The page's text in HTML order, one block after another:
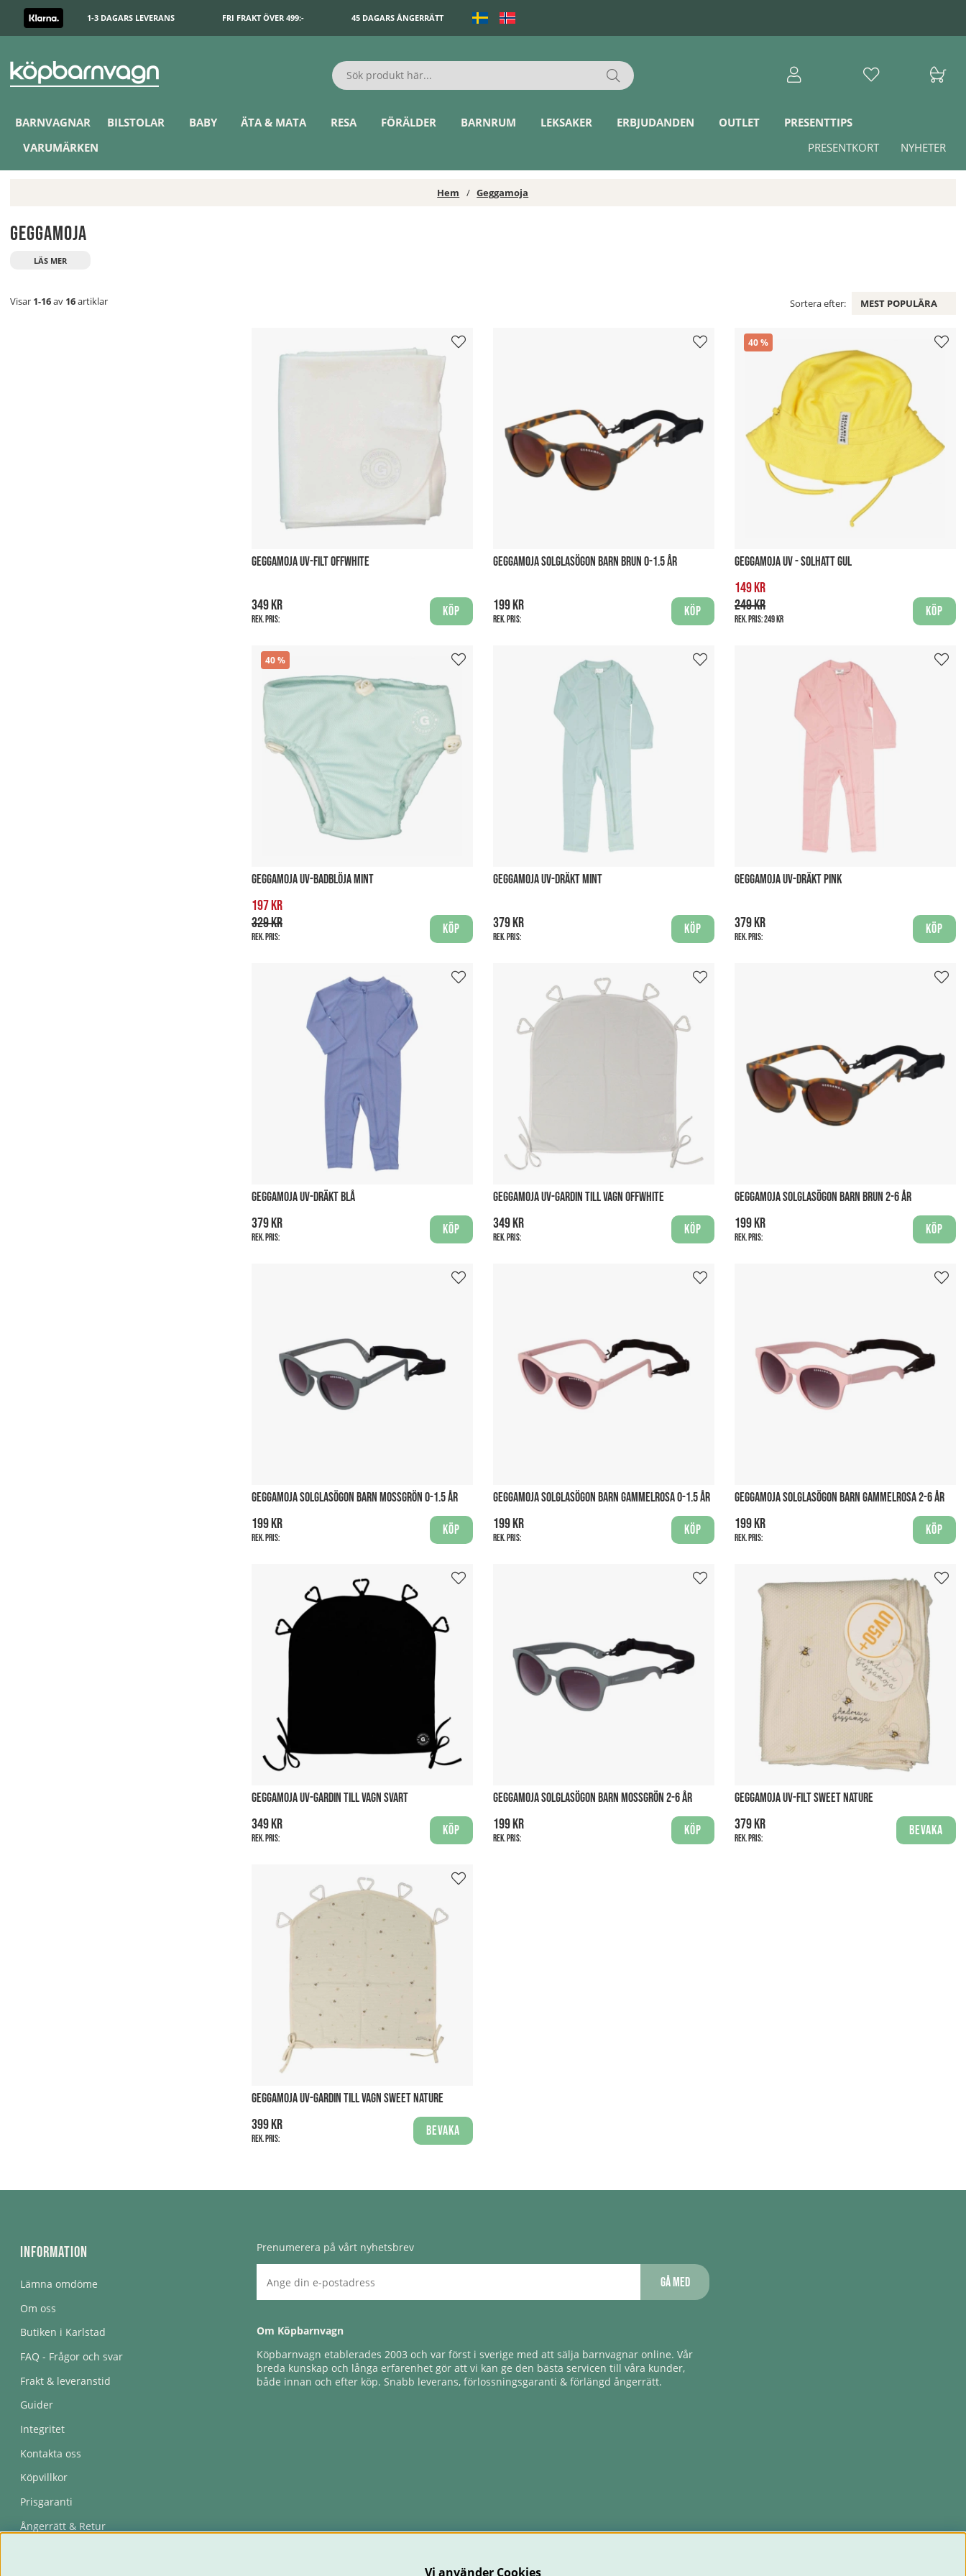
1-3 DAGARS LEVERANS FRI FRAKT ÖVER 499:- 45 DAGARS ÅNGERRÄTT
BARNVAGNAR BILSTOLAR BABY ÄTA & MATA RESA FÖRÄLDER BARNRUM LEKSAKER ERBJUDANDEN OUTLET
PRESENTTIPS
VARUMÄRKEN
NYHETER
PRESENTKORT
Hem Geggamoja
Geggamoja
Visar 1-16av 16artiklar Sortera efter: MEST POPULÄRA
GEGGAMOJA UV-FILT OFFWHITE
349 kr
Rek. pris:
Köp
GEGGAMOJA SOLGLASÖGON BARN BRUN 0-1.5 ÅR
199 kr
Rek. pris:
Köp
40
GEGGAMOJA UV - SOLHATT GUL
149 kr
249 kr
Rek. pris:249 kr
Köp
40
GEGGAMOJA UV-BADBLÖJA MINT
197 kr
329 kr
Rek. pris:
Köp
GEGGAMOJA UV-DRÄKT MINT
379 kr
Rek. pris:
Köp
GEGGAMOJA UV-DRÄKT PINK
379 kr
Rek. pris:
Köp
GEGGAMOJA UV-DRÄKT BLÅ
379 kr
Rek. pris:
Köp
GEGGAMOJA UV-GARDIN TILL VAGN OFFWHITE
349 kr
Rek. pris:
Köp
GEGGAMOJA SOLGLASÖGON BARN BRUN 2-6 ÅR
199 kr
Rek. pris:
Köp
GEGGAMOJA SOLGLASÖGON BARN MOSSGRÖN 0-1.5 ÅR
199 kr
Rek. pris:
Köp
GEGGAMOJA SOLGLASÖGON BARN GAMMELROSA 0-1.5 ÅR
199 kr
Rek. pris:
Köp
GEGGAMOJA SOLGLASÖGON BARN GAMMELROSA 2-6 ÅR
199 kr
Rek. pris:
Köp
GEGGAMOJA UV-GARDIN TILL VAGN SVART
349 kr
Rek. pris:
Köp
GEGGAMOJA SOLGLASÖGON BARN MOSSGRÖN 2-6 ÅR
199 kr
Rek. pris:
Köp
GEGGAMOJA UV-FILT SWEET NATURE
379 kr
Rek. pris:
Bevaka
GEGGAMOJA UV-GARDIN TILL VAGN SWEET NATURE
399 kr
Rek. pris:
Bevaka
Information
Lämna omdöme
Om oss
Butiken i Karlstad
FAQ - Frågor och svar
Frakt & leveranstid
Guider
Integritet
Kontakta oss
Köpvillkor
Prisgaranti
Ångerrätt & Retur
Prenumerera på vårt nyhetsbrev
Gå med
Om Köpbarnvagn
Köpbarnvagn etablerades 2003 och var först i sverige med att sälja barnvagnar online. Vår
breda kunskap och långa erfarenhet gör att vi kan ge den bästa servicen till våra kunder,
både innan och efter köp. Snabb leverans, förlossningsgaranti & förlängd ångerrätt.
Vi använder Cookies